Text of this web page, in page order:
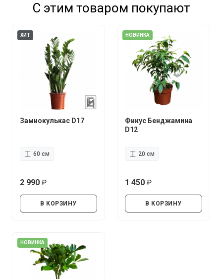
С этим товаром покупают
ХИТ
Замиокулькас D17
60 см
2 990
В КОРЗИНУ
НОВИНКА
Фикус Бенджамина
D12
20 см
1 450
В КОРЗИНУ
НОВИНКА